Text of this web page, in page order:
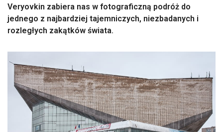
Veryovkin zabiera nas w fotograficzną podróż do
jednego z najbardziej tajemniczych, niezbadanych i
rozległych zakątków świata.